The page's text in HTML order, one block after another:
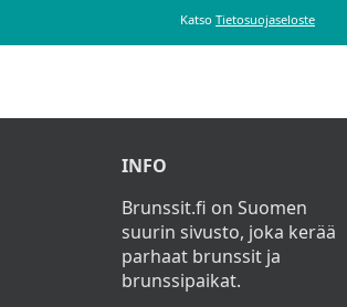
Katso Tietosuojaseloste
INFO
Brunssit.fi on Suomen
suurin sivusto, joka kerää
parhaat brunssit ja
brunssipaikat.